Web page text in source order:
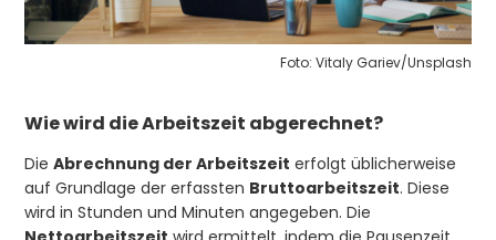
Foto: Vitaly Gariev/Unsplash
Wie wird die Arbeitszeit abgerechnet?
DieAbrechnung der Arbeitszeit erfolgt üblicherweise
auf Grundlage der erfassten Bruttoarbeitszeit. Diese
wird in Stunden und Minuten angegeben. Die